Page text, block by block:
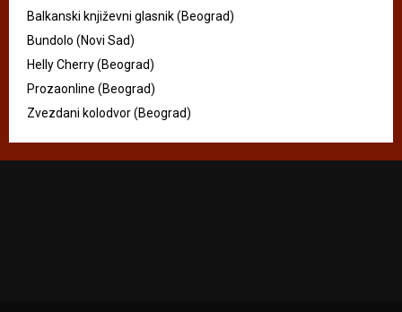
Balkanski književni glasnik (Beograd)
Bundolo (Novi Sad)
Helly Cherry (Beograd)
Prozaonline (Beograd)
Zvezdani kolodvor (Beograd)